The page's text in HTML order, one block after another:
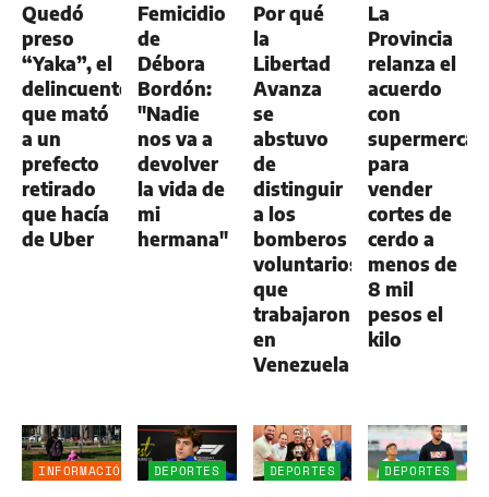
Quedó
preso
“Yaka”, el
delincuente
que mató
a un
prefecto
retirado
que hacía
de Uber
Femicidio
de
Débora
Bordón:
"Nadie
nos va a
devolver
la vida de
mi
hermana"
Por qué
la
Libertad
Avanza
se
abstuvo
de
distinguir
a los
bomberos
voluntarios
que
trabajaron
en
Venezuela
La
Provincia
relanza el
acuerdo
con
para
vender
cortes de
cerdo a
menos de
8 mil
pesos el
kilo
INFORMACIÓN
DEPORTES DEPORTES DEPORTES